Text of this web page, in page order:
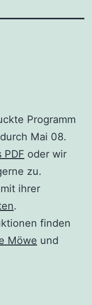
Programm
Mai 08.
PDF oder wir
zu.
ihrer
.
finden
Möwe und